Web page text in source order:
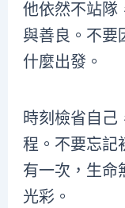
他依然不站隊
與善良。不要
什麼出發。
時刻檢省自己
程。不要忘記
有一次，生命
光彩。